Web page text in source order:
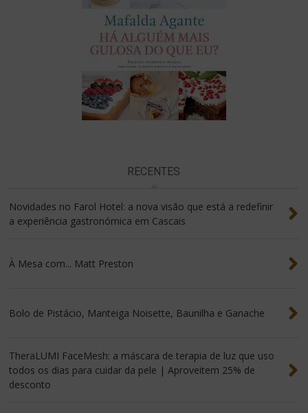
RECENTES
Novidades no Farol Hotel: a nova visão que está a redefinir
a experiência gastronómica em Cascais
À Mesa com... Matt Preston
Bolo de Pistácio, Manteiga Noisette, Baunilha e Ganache
TheraLUMI FaceMesh: a máscara de terapia de luz que uso
todos os dias para cuidar da pele | Aproveitem 25% de
desconto